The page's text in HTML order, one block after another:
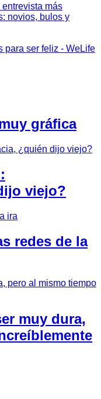
más
novios, bulos y
para ser feliz - WeLife
gráfica
viejo?
redes de la
muy dura,